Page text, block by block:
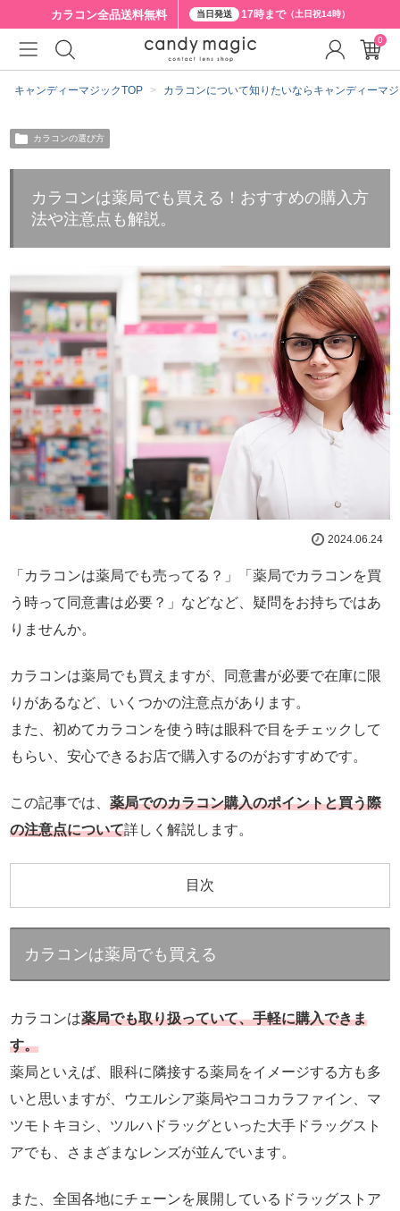
カラコン全品送料無料 当日発送 17時まで（土日祝14時）
キャンディーマジックTOP カラコンについて知りたいならキャンディーマ
カラコンの選び方
カラコンは薬局でも買える！おすすめの購入方
法や注意点も解説。
2024.06.24
「カラコンは薬局でも売ってる？」「薬局でカラコンを買
う時って同意書は必要？」などなど、疑問をお持ちではあ
りませんか。
カラコンは薬局でも買えますが、同意書が必要で在庫に限
りがあるなど、いくつかの注意点があります。
また、初めてカラコンを使う時は眼科で目をチェックして
もらい、安心できるお店で購入するのがおすすめです。
この記事では、 薬局でのカラコン購入のポイントと買う際
の注意点について詳しく解説します。
目次
カラコンは薬局でも買える
カラコンは薬局でも取り扱っていて、手軽に購入できま
す。
薬局といえば、眼科に隣接する薬局をイメージする方も多
いと思いますが、ウエルシア薬局やココカラファイン、マ
ツモトキヨシ、ツルハドラッグといった大手ドラッグスト
アでも、さまざまなレンズが並んでいます。
また、全国各地にチェーンを展開しているドラッグストア
0